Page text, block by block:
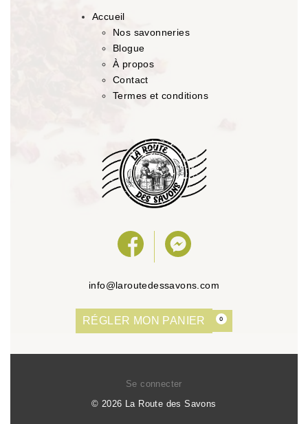
Accueil
Nos savonneries
Blogue
À propos
Contact
Termes et conditions
info@laroutedessavons.com
RÉGLER MON PANIER 0
© 2026 La Route des Savons
Se connecter